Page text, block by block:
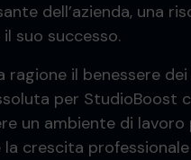
dell’azienda, una
suo successo.
ragione il benessere
per StudioBoost
un ambiente di
la crescita